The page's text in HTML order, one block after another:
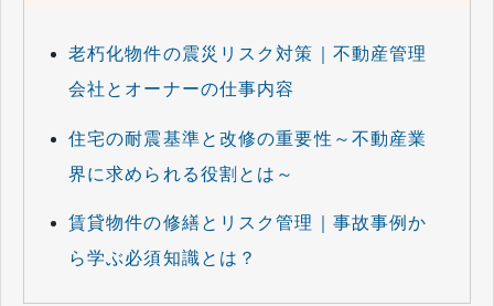
老朽化物件の震災リスク対策｜不動産管理
会社とオーナーの仕事内容
住宅の耐震基準と改修の重要性～不動産業
界に求められる役割とは～
賃貸物件の修繕とリスク管理｜事故事例か
ら学ぶ必須知識とは？